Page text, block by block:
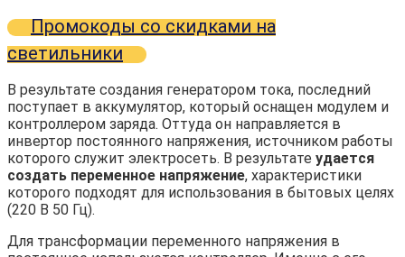
Промокоды со скидками на
светильники
В результате создания генератором тока, последний
поступает в аккумулятор, который оснащен модулем и
контроллером заряда. Оттуда он направляется в
инвертор постоянного напряжения, источником работы
которого служит электросеть. В результате удается
создать переменное напряжение, характеристики
которого подходят для использования в бытовых целях
(220 В 50 Гц).
Для трансформации переменного напряжения в